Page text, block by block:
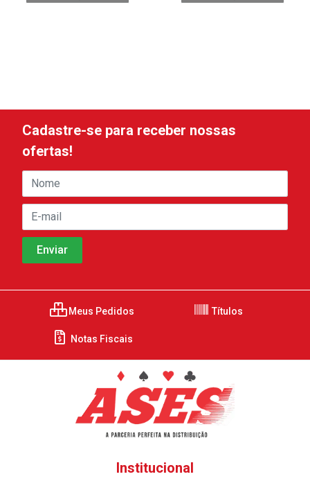
Cadastre-se para receber nossas
ofertas!
Meus Pedidos Títulos
Notas Fiscais
Institucional